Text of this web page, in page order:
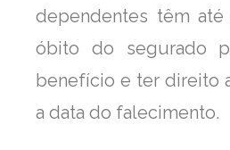
dependentes têm
óbito do segurado
benefício e ter direito
a data do falecimento.